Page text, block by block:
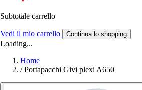
Subtotale carrello
Vedi il mio carrello Continua lo shopping
Loading...
Home
/ Portapacchi Givi plexi A650